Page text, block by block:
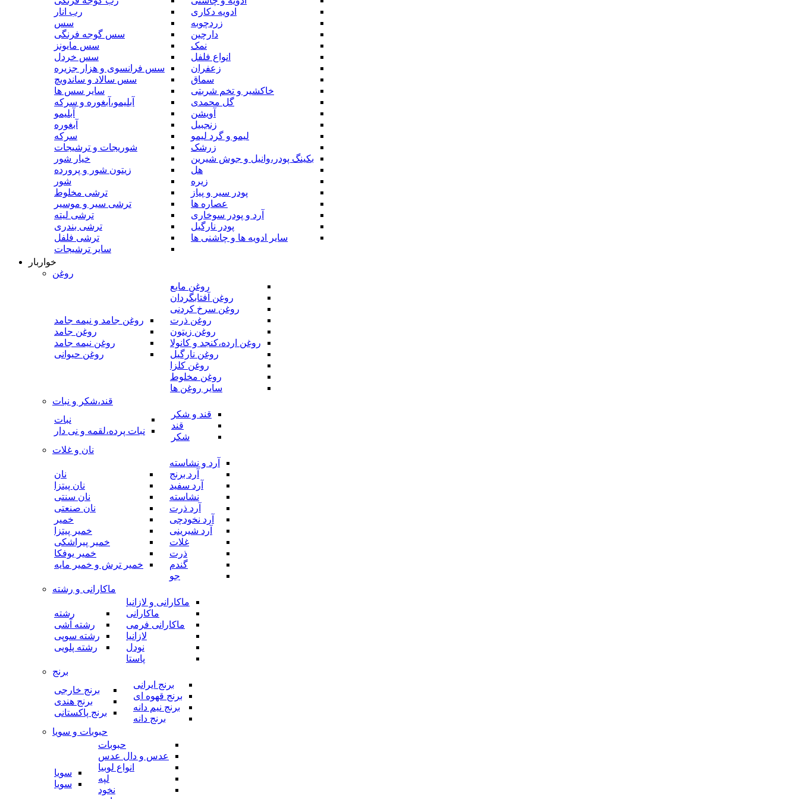
ادویه دکاری
زردچوبه
دارچین
نمک
انواع فلفل
زعفران
سماق
خاکشیر و تخم شربتی
گل محمدی
آویشن
زنجبیل
لیمو و گرد لیمو
زرشک
بکینگ پودر،وانیل و جوش شیرین
هل
زیره
پودر سیر و پیاز
عصاره ها
آرد و پودر سوخاری
پودر نارگیل
سایر ادویه ها و چاشنی ها
رب انار
سس
سس گوجه فرنگی
سس مایونز
سس خردل
سس فرانسوی و هزار جزیره
سس سالاد و ساندویچ
سایر سس ها
آبلیمو،آبغوره و سرکه
آبلیمو
آبغوره
سرکه
شوریجات و ترشیجات
خیار شور
زیتون شور و پرورده
شور
ترشی مخلوط
ترشی سیر و موسیر
ترشی لیته
ترشی بندری
ترشی فلفل
سایر ترشیجات
خواربار
روغن
روغن مایع
روغن آفتابگردان
روغن سرخ کردنی
روغن ذرت
روغن زیتون
روغن ارده،کنجد و کانولا
روغن نارگیل
روغن کلزا
روغن مخلوط
سایر روغن ها
روغن جامد و نیمه جامد
روغن جامد
روغن نیمه جامد
روغن حیوانی
قند،شکر و نبات
قند و شکر
قند
شکر
نبات
نبات پرده،لقمه و نی دار
نان و غلات
آرد و نشاسته
آرد برنج
آرد سفید
نشاسته
آرد ذرت
آرد نخودچی
آرد شیرینی
غلات
ذرت
گندم
جو
نان
نان پیتزا
نان سنتی
نان صنعتی
خمیر
خمیر پیتزا
خمیر پیراشکی
خمیر یوفکا
خمیر ترش و خمیر مایه
ماکارانی و رشته
ماکارانی و لازانیا
ماکارانی
ماکارانی فرمی
لازانیا
نودل
پاستا
رشته
رشته آشی
رشته سوپی
رشته پلویی
برنج
برنج ایرانی
برنج قهوه ای
برنج نیم دانه
برنج دانه
برنج خارجی
برنج هندی
برنج پاکستانی
حبوبات و سویا
حبوبات
عدس و دال عدس
انواع لوبیا
لپه
نخود
سویا
سویا